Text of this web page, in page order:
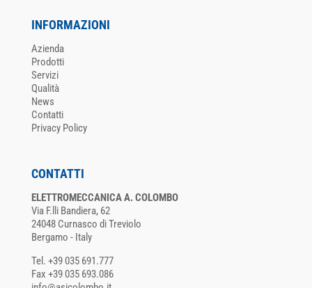
INFORMAZIONI
Azienda
Prodotti
Servizi
Qualità
News
Contatti
Privacy Policy
CONTATTI
ELETTROMECCANICA A. COLOMBO
Via F.lli Bandiera, 62
24048 Curnasco di Treviolo
Bergamo - Italy
Tel. +39 035 691.777
Fax +39 035 693.086